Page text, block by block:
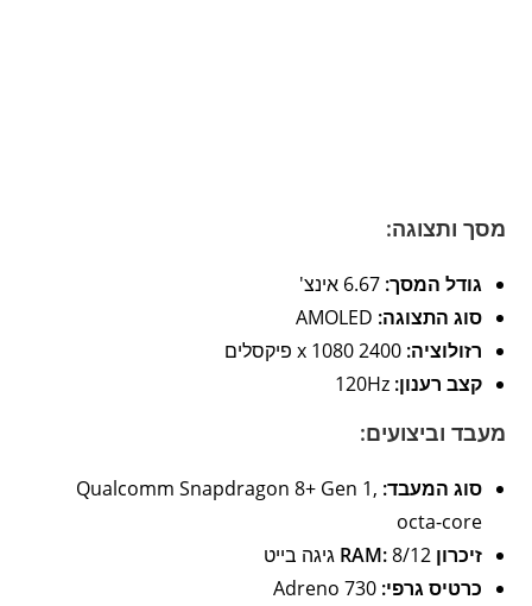
מסך ותצוגה:
גודל המסך: 6.67 אינצ'
סוג התצוגה:
רזולוציה: 2400 x 1080 פיקסלים
קצב רענון: 120Hz
מעבד וביצועים:
סוג המעבד: Qualcomm Snapdragon 8+ Gen 1,
octa-core
זיכרון RAM:8/12 גיגה בייט
כרטיס גרפי: Adreno 730